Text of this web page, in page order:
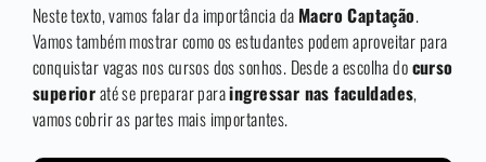
Neste texto, vamos falar da importância da Macro Captação.
Vamos também mostrar como os estudantes podem aproveitar para
conquistar vagas nos cursos dos sonhos. Desde a escolha docurso
superioraté se preparar paraingressar nas faculdades,
vamos cobrir as partes mais importantes.